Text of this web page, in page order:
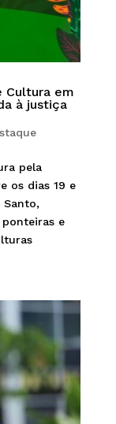
Cultura em
à justiça
pela
os dias 19 e
e